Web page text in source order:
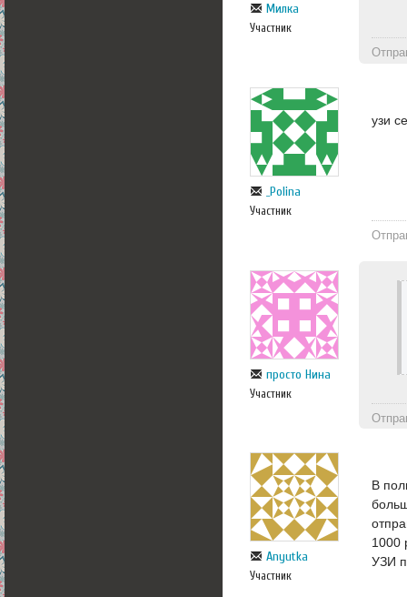
Милка
Участник
_Polina
Участник
узи
просто Нина
Участник
Anyutka
Участник
В
1000
УЗИ